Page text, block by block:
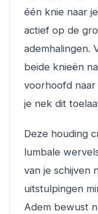
één knie naar
actief op de
ademhalingen.
beide knieën
voorhoofd
je nek dit
Deze houding
lumbale
van je schijven
uitstulpingen
Adem bewust